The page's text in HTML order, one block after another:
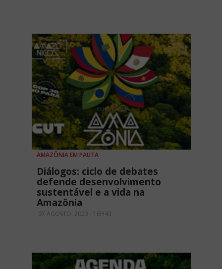
AMAZÔNIA EM PAUTA
Diálogos: ciclo de debates
defende desenvolvimento
sustentável e a vida na
Amazônia
07 AGOSTO, 2023 - 16H43